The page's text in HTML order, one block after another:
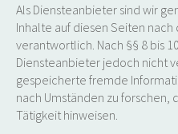
Als Diensteanbieter sind wir
Inhalte auf diesen Seiten
verantwortlich. Nach §§ 8 bis
Diensteanbieter jedoch nicht
gespeicherte fremde
nach Umständen zu forschen,
Tätigkeit hinweisen.